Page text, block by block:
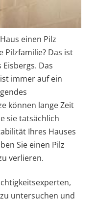
einen Pilz
Pilzfamilie? Das ist
Das
immer auf ein
können lange Zeit
sie tatsächlich
Ihres Hauses
Sie einen Pilz
verlieren.
untersuchen und